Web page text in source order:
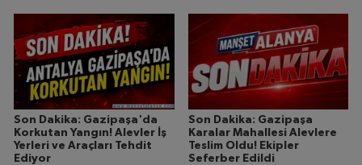
Son Dakika: Gazipaşa'da
Korkutan Yangın! Alevler İş
Yerleri ve Araçları Tehdit
Ediyor
Son Dakika: Gazipaşa
Karalar Mahallesi Alevlere
Teslim Oldu! Ekipler
Seferber Edildi